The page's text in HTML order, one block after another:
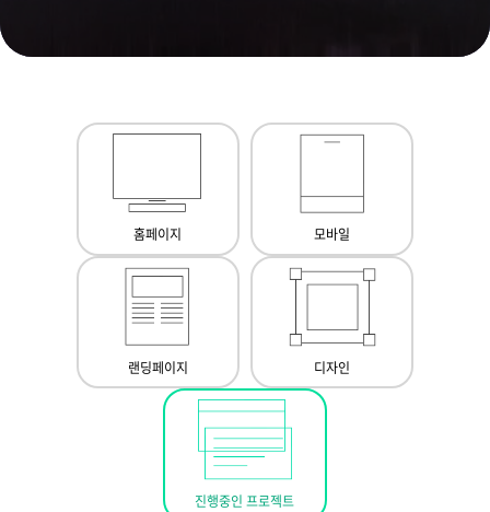
홈페이지 모바일
랜딩페이지 디자인
진행중인 프로젝트